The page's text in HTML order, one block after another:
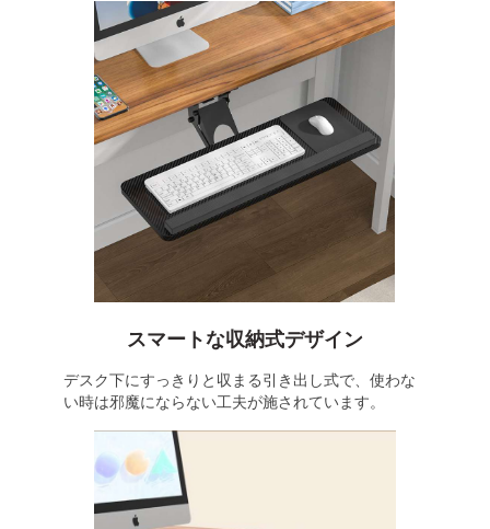
スマートな収納式デザイン
デスク下にすっきりと収まる引き出し式で、使わな
い時は邪魔にならない工夫が施されています。